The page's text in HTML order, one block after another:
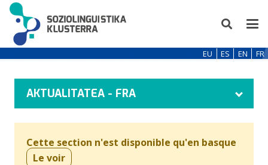
EU ES EN FR
AKTUALITATEA - FRA
Cette section n'est disponible qu'en basque
Le voir